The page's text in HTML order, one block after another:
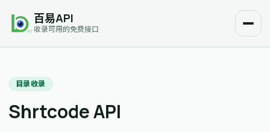
百易API
收录可用的免费接口
目录收录
Shrtcode API